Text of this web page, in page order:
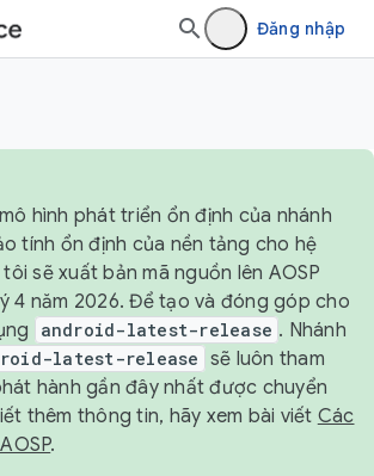
Đăng nhập
hình phát triển ổn định của nhánh
tính ổn định của nền tảng cho hệ
sẽ xuất bản mã nguồn lên AOSP
4 năm 2026. Để tạo và đóng góp cho
android-latest-release . Nhánh
latest-release sẽ luôn tham
hành gần đây nhất được chuyển
thêm thông tin, hãy xem bài viết Các
.